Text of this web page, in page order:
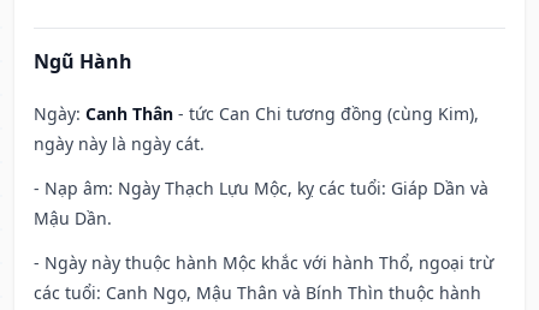
Ngũ Hành
Ngày: Canh Thân - tức Can Chi tương đồng (cùng Kim),
ngày này là ngày cát.
- Nạp âm: Ngày Thạch Lựu Mộc, kỵ các tuổi: Giáp Dần và
Mậu Dần.
- Ngày này thuộc hành Mộc khắc với hành Thổ, ngoại trừ
các tuổi: Canh Ngọ, Mậu Thân và Bính Thìn thuộc hành